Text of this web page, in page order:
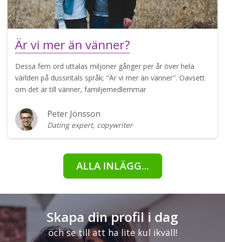
Är vi mer än vänner?
Dessa fem ord uttalas miljoner gånger per år över hela
världen på dussintals språk; "Är vi mer än vänner". Oavsett
om det är till vänner, familjemedlemmar
Peter Jönsson
Dating expert, copywriter
ALLA INLÄGG...
Skapa din profil i dag
och se till att ha lite kul ikväll!